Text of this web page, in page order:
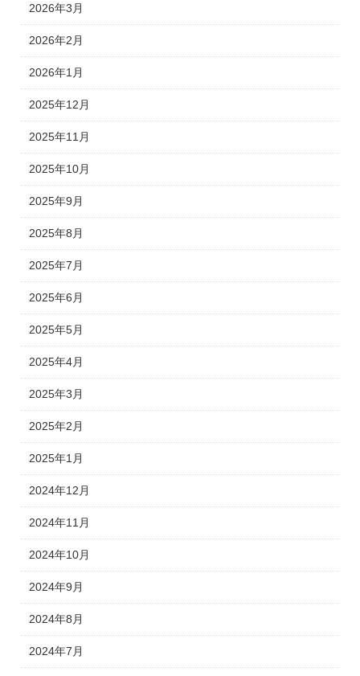
2026年3月
2026年2月
2026年1月
2025年12月
2025年11月
2025年10月
2025年9月
2025年8月
2025年7月
2025年6月
2025年5月
2025年4月
2025年3月
2025年2月
2025年1月
2024年12月
2024年11月
2024年10月
2024年9月
2024年8月
2024年7月